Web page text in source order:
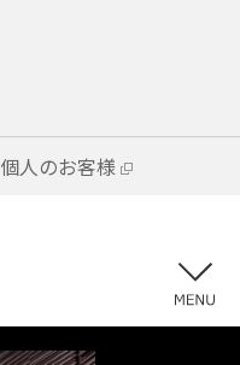
個人のお客様